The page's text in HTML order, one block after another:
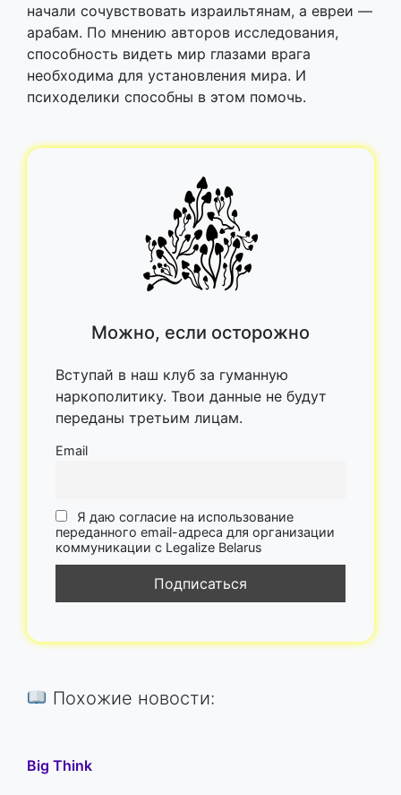
начали сочувствовать израильтянам, а евреи —
арабам. По мнению авторов исследования,
способность видеть мир глазами врага
необходима для установления мира. И
психоделики способны в этом помочь.
Можно, если осторожно
Вступай в наш клуб за гуманную
наркополитику. Твои данные не будут
переданы третьим лицам.
Email
Я даю согласие на использование
переданного email-адреса для организации
коммуникации с Legalize Belarus
Похожие новости:
Big Think